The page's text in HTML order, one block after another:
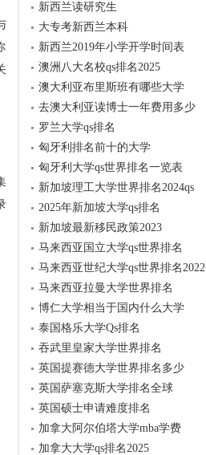
新西兰读研究生
大专考新西兰本科
新西兰2019年小学开学时间表
澳洲八大名校qs排名2025
澳大利亚布里斯班有哪些大学
去澳大利亚读博士一年费用多少
罗兰大学qs排名
匈牙利排名前十的大学
匈牙利大学qs世界排名一览表
新加坡理工大学世界排名2024qs
2025年新加坡大学qs排名
新加坡最新移民政策2023
马来西亚国立大学qs世界排名
马来西亚世纪大学qs世界排名2022
马来西亚拉曼大学世界排名
博仁大学相当于国内什么大学
泰国格乐大学Qs排名
吞武里皇家大学世界排名
英国提赛德大学世界排名多少
英国萨塞克斯大学排名全球
英国硕士申请难度排名
加拿大阿尔伯塔大学mba学费
加拿大大学qs排名2025